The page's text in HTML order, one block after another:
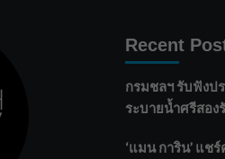
Recent
กรมชลฯ รับฟังป
ระบายน้ำศรีสอง
‘แมน การิน’ แช